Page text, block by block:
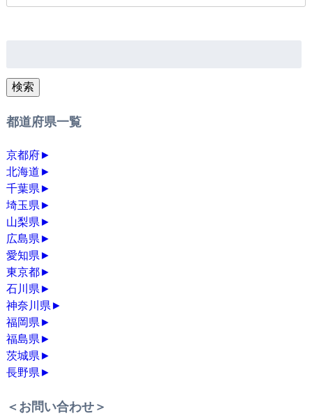
検索
都道府県一覧
京都府►
北海道 ►
千葉県►
埼玉県►
山梨県►
広島県►
愛知県►
東京都►
石川県►
神奈川県►
福岡県►
福島県►
茨城県►
長野県►
＜お問い合わせ＞